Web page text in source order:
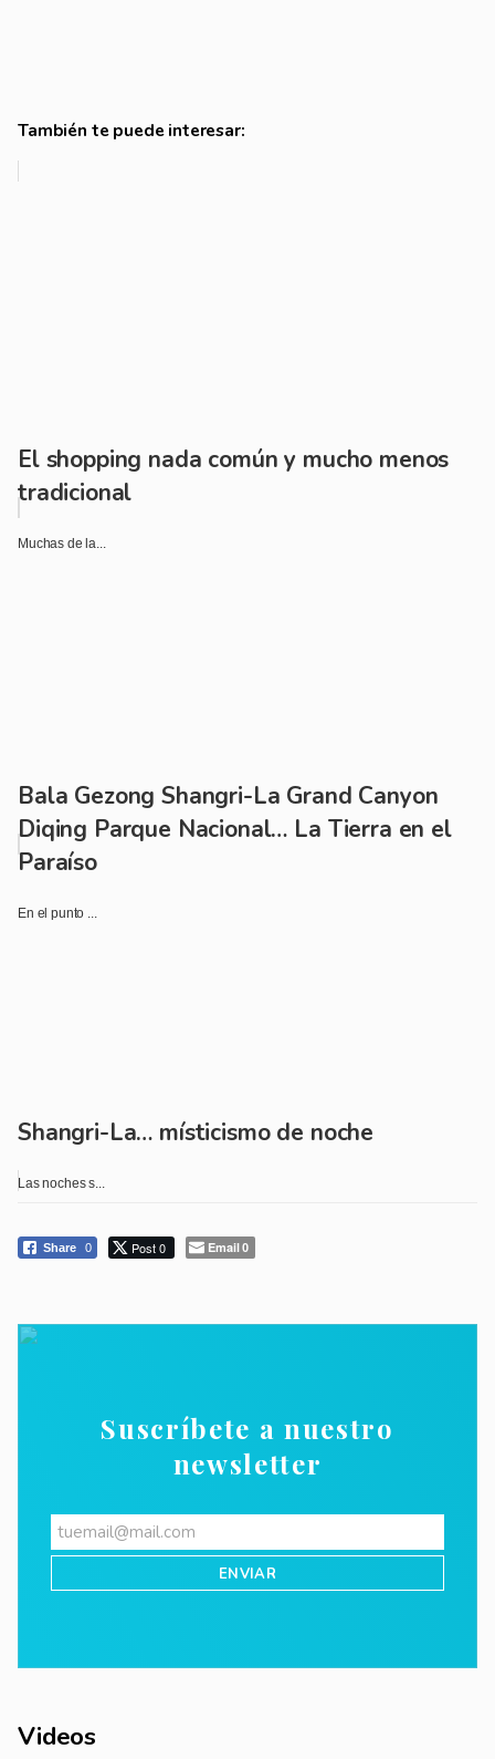
También te puede interesar:
El shopping nada común y mucho menos
tradicional
Muchas de la...
Bala Gezong Shangri-La Grand Canyon
Diqing Parque Nacional… La Tierra en el
Paraíso
En el punto ...
Shangri-La… místicismo de noche
Las noches s...
Share 0 Post 0 Email0
Suscríbete a nuestro
newsletter
Videos